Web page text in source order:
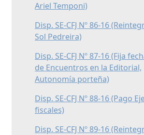
Ariel Temponi)
Disp. SE-CFJ Nº 86-16
Sol Pedreira)
Disp. SE-CFJ Nº 87-16 (Fija
de Encuentros en la Editorial,
Autonomía porteña)
Disp. SE-CFJ Nº 88-16 (Pago
fiscales)
Disp. SE-CFJ Nº 89-16